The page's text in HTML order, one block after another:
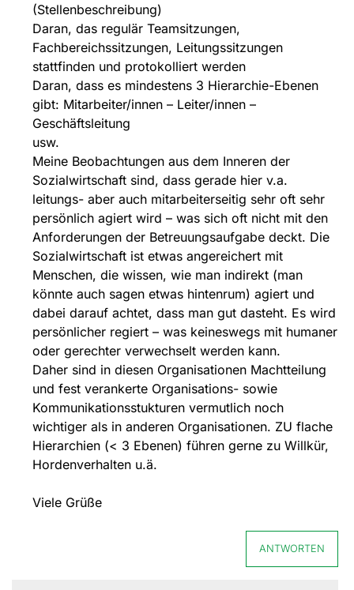
(Stellenbeschreibung)
Daran, das regulär Teamsitzungen,
Fachbereichssitzungen, Leitungssitzungen
stattfinden und protokolliert werden
Daran, dass es mindestens 3 Hierarchie-Ebenen
gibt: Mitarbeiter/innen – Leiter/innen –
Geschäftsleitung
usw.
Meine Beobachtungen aus dem Inneren der
Sozialwirtschaft sind, dass gerade hier v.a.
leitungs- aber auch mitarbeiterseitig sehr oft sehr
persönlich agiert wird – was sich oft nicht mit den
Anforderungen der Betreuungsaufgabe deckt. Die
Sozialwirtschaft ist etwas angereichert mit
Menschen, die wissen, wie man indirekt (man
könnte auch sagen etwas hintenrum) agiert und
dabei darauf achtet, dass man gut dasteht. Es wird
persönlicher regiert – was keineswegs mit humaner
oder gerechter verwechselt werden kann.
Daher sind in diesen Organisationen Machtteilung
und fest verankerte Organisations- sowie
Kommunikationsstukturen vermutlich noch
wichtiger als in anderen Organisationen. ZU flache
Hierarchien (< 3 Ebenen) führen gerne zu Willkür,
Hordenverhalten u.ä.
Viele Grüße
ANTWORTEN